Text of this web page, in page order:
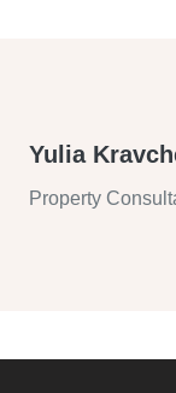
Yulia
Property